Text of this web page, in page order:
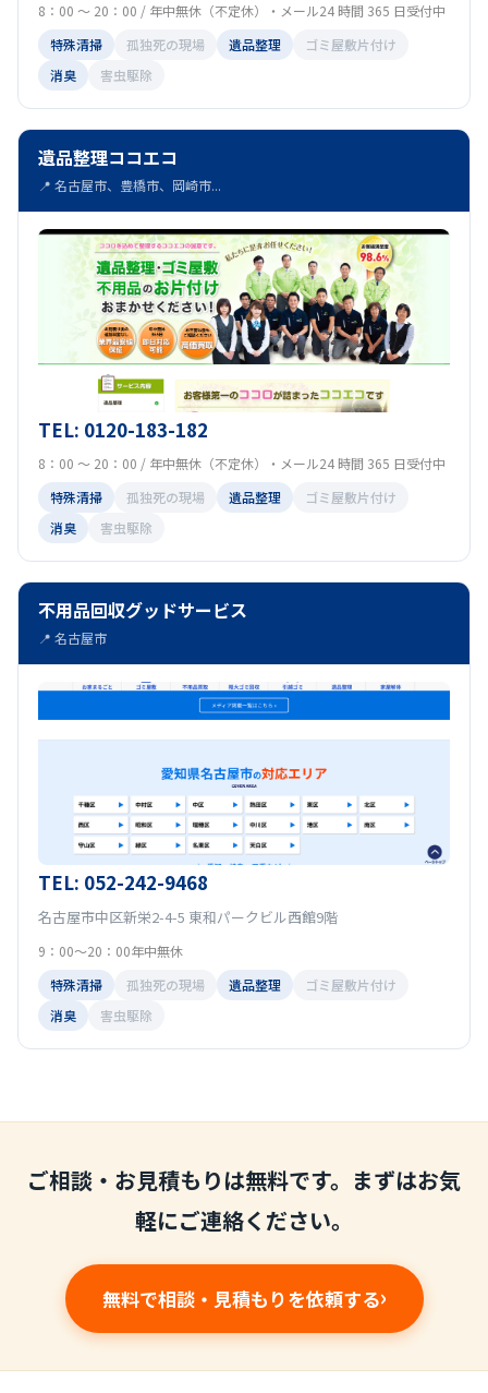
8：00 ～ 20：00 / 年中無休（不定休）・メール24 時間 365 日受付中
特殊清掃
孤独死の現場 遺品整理
ゴミ屋敷片付け
消臭
害虫駆除
遺品整理ココエコ
📍 名古屋市、豊橋市、岡崎市...
TEL: 0120-183-182
8：00 ～ 20：00 / 年中無休（不定休）・メール24 時間 365 日受付中
特殊清掃
孤独死の現場 遺品整理
ゴミ屋敷片付け
消臭
害虫駆除
不用品回収グッドサービス
📍 名古屋市
TEL: 052-242-9468
名古屋市中区新栄2-4-5 東和パークビル西館9階
9：00～20：00年中無休
特殊清掃
孤独死の現場 遺品整理
ゴミ屋敷片付け
消臭
害虫駆除
ご相談・お見積もりは無料です。まずはお気
軽にご連絡ください。
無料で相談・見積もりを依頼する